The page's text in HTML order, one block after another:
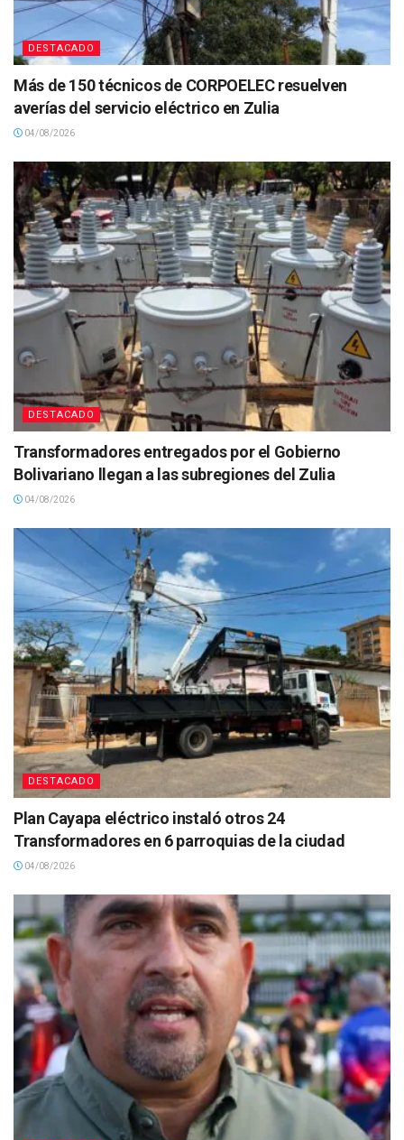
DESTACADO
Más de 150 técnicos de CORPOELEC resuelven
averías del servicio eléctrico en Zulia
04/08/2026
DESTACADO
Transformadores entregados por el Gobierno
Bolivariano llegan a las subregiones del Zulia
04/08/2026
DESTACADO
Plan Cayapa eléctrico instaló otros 24
Transformadores en 6 parroquias de la ciudad
04/08/2026